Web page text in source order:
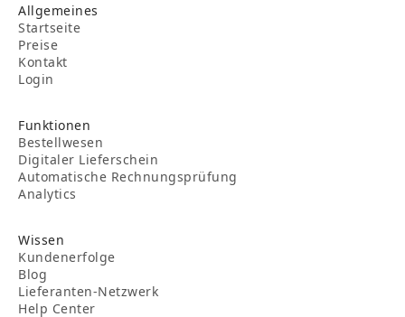
Allgemeines
Startseite
Preise
Kontakt
Login
Funktionen
Bestellwesen
Digitaler Lieferschein
Automatische Rechnungsprüfung
Analytics
Wissen
Kundenerfolge
Blog
Lieferanten-Netzwerk
Help Center